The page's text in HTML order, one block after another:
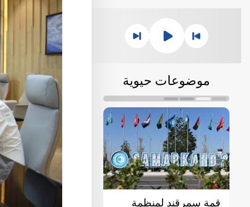
موضوعات حيوية
قمة سمرقند لمنظمة
القمة الأولى "آسيا